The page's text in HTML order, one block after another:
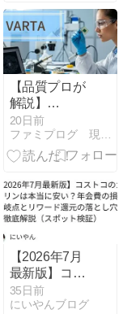
【品質プロが
解説】
VARTA（バル
タ）はどこの
国のメーカ
すすめ、寿命
まで徹底レビ
ュー！
20日前
【2026年7月
最新版】コス
トコのガソリ
ンは本当に安
35日前
にいやんブログ